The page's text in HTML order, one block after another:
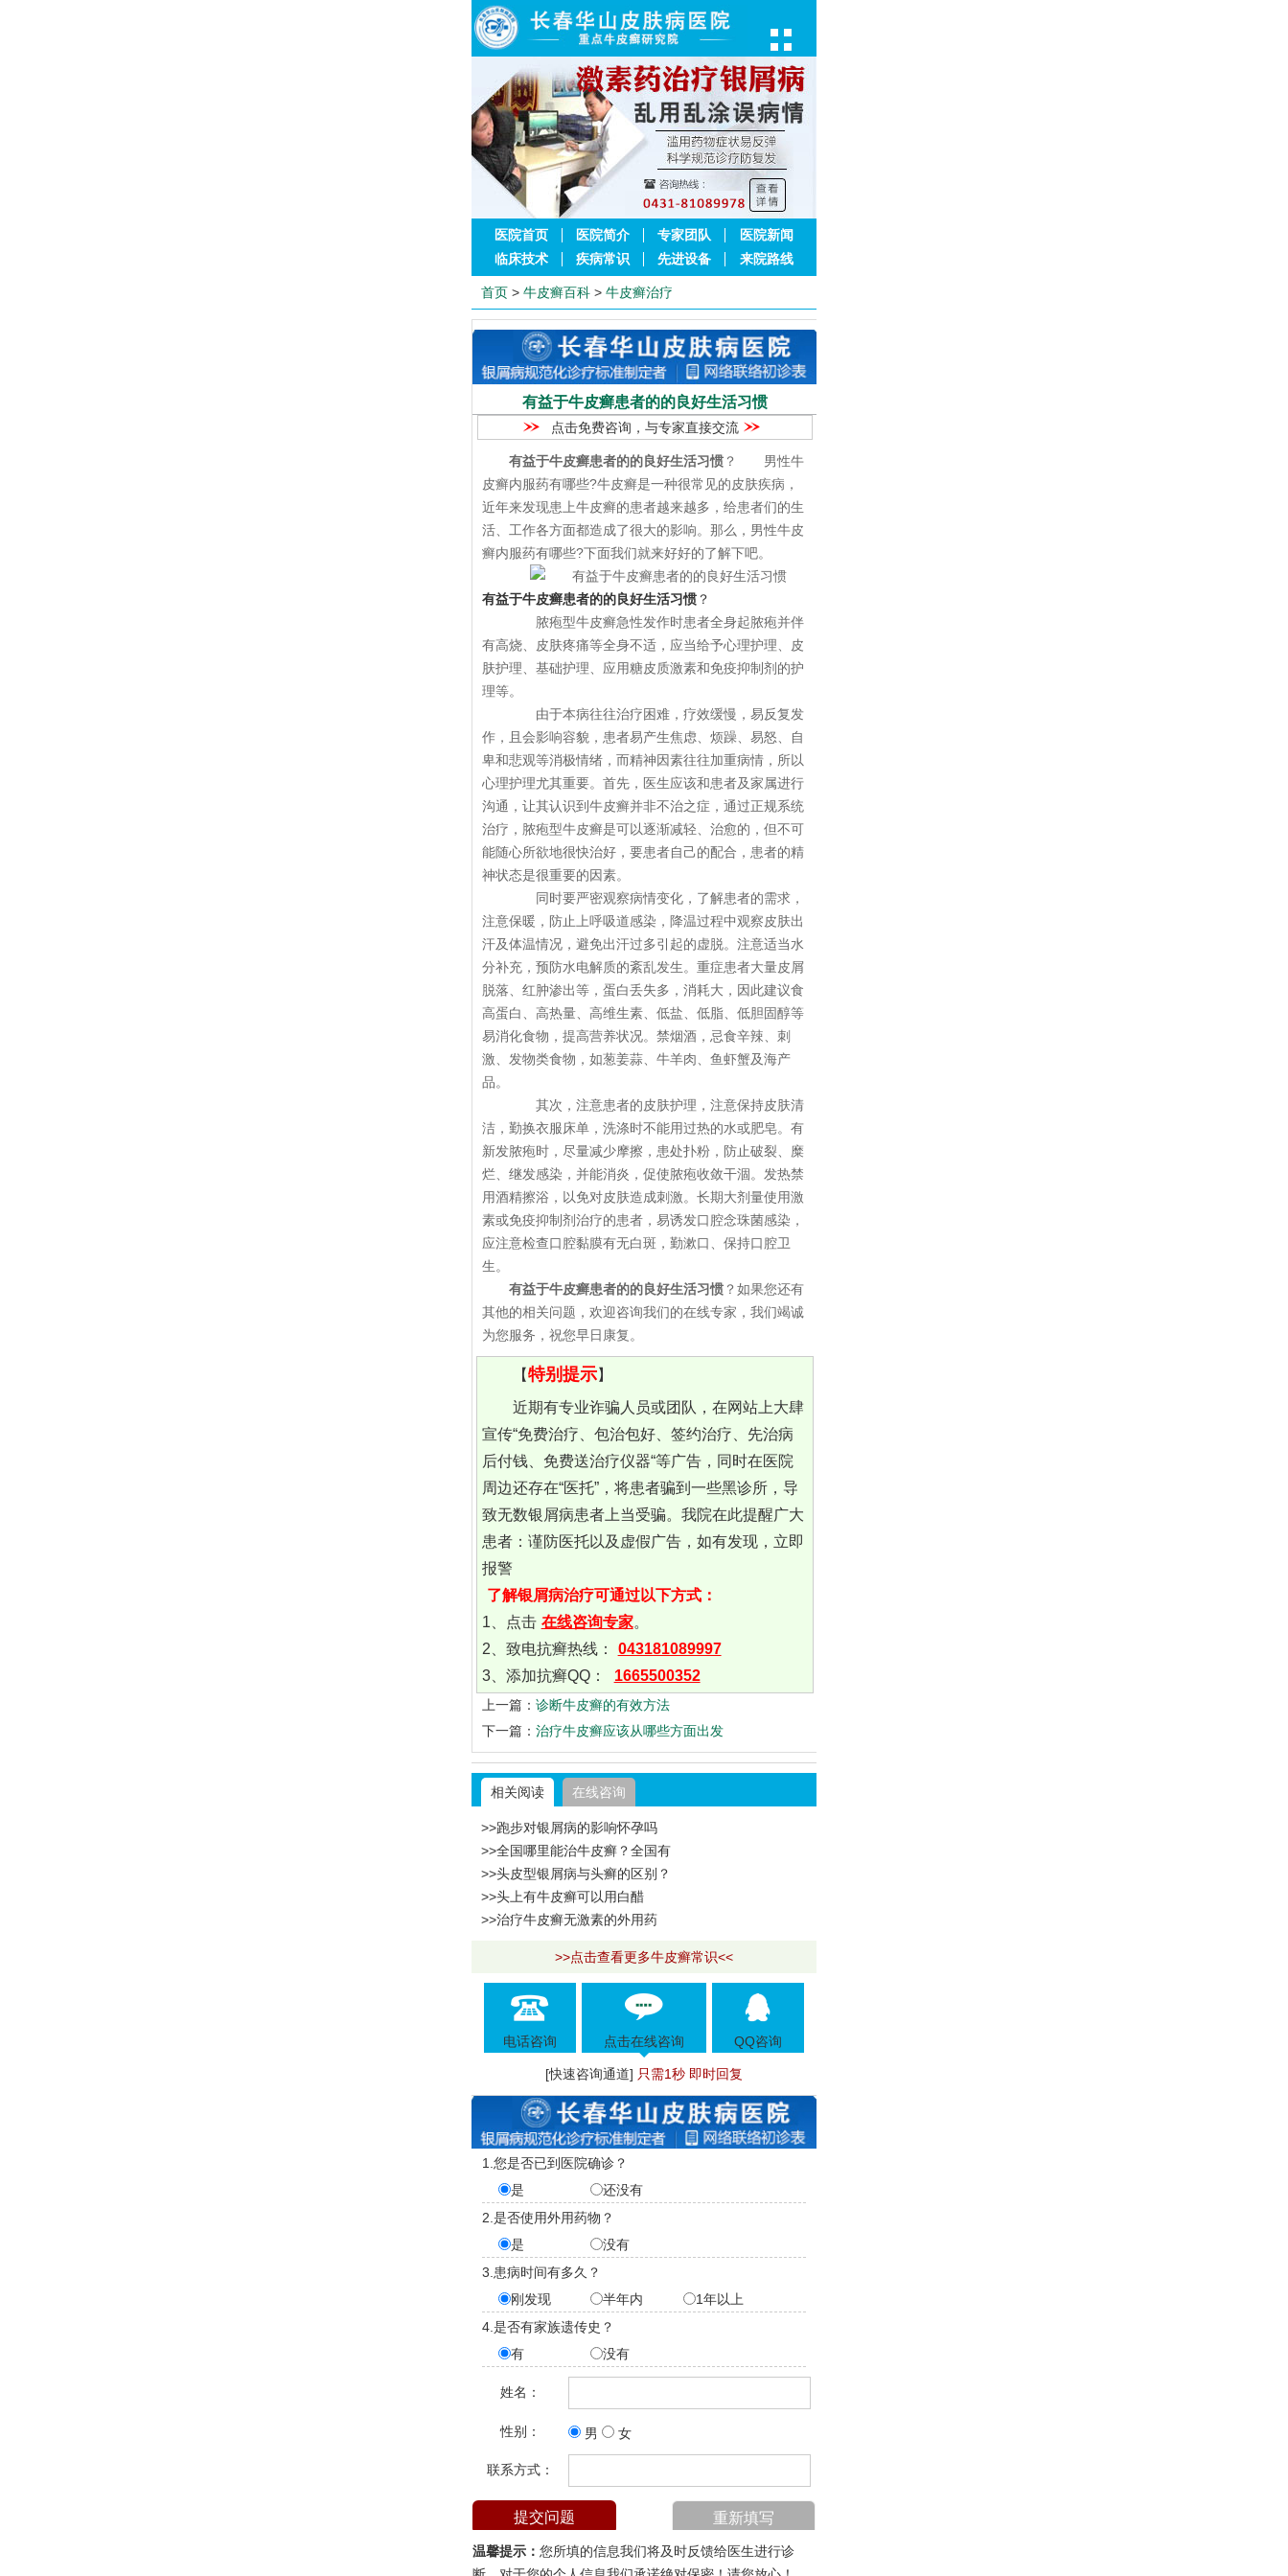
医院首页 医院简介 专家团队
医院新闻
临床技术
疾病常识 先进设备 来院路线
首页 > 牛皮癣百科 > 牛皮癣治疗
有益于牛皮癣患者的的良好生活习惯
点击免费咨询，与专家直接交流
有益于牛皮癣患者的的良好生活习惯 ？ 男性牛
皮癣内服药有哪些?牛皮癣是一种很常见的皮肤疾病，
近年来发现患上牛皮癣的患者越来越多，给患者们的生
活、工作各方面都造成了很大的影响。那么，男性牛皮
癣内服药有哪些?下面我们就来好好的了解下吧。
有益于牛皮癣患者的的良好生活习惯 ？
脓疱型牛皮癣急性发作时患者全身起脓疱并伴
有高烧、皮肤疼痛等全身不适，应当给予心理护理、皮
肤护理、基础护理、应用糖皮质激素和免疫抑制剂的护
理等。
由于本病往往治疗困难，疗效缓慢，易反复发
作，且会影响容貌，患者易产生焦虑、烦躁、易怒、自
卑和悲观等消极情绪，而精神因素往往加重病情，所以
心理护理尤其重要。首先，医生应该和患者及家属进行
沟通，让其认识到牛皮癣并非不治之症，通过正规系统
治疗，脓疱型牛皮癣是可以逐渐减轻、治愈的，但不可
能随心所欲地很快治好，要患者自己的配合，患者的精
神状态是很重要的因素。
同时要严密观察病情变化，了解患者的需求，
注意保暖，防止上呼吸道感染，降温过程中观察皮肤出
汗及体温情况，避免出汗过多引起的虚脱。注意适当水
分补充，预防水电解质的紊乱发生。重症患者大量皮屑
脱落、红肿渗出等，蛋白丢失多，消耗大，因此建议食
高蛋白、高热量、高维生素、低盐、低脂、低胆固醇等
易消化食物，提高营养状况。禁烟酒，忌食辛辣、刺
激、发物类食物，如葱姜蒜、牛羊肉、鱼虾蟹及海产
品。
其次，注意患者的皮肤护理，注意保持皮肤清
洁，勤换衣服床单，洗涤时不能用过热的水或肥皂。有
新发脓疱时，尽量减少摩擦，患处扑粉，防止破裂、糜
烂、继发感染，并能消炎，促使脓疱收敛干涸。发热禁
用酒精擦浴，以免对皮肤造成刺激。长期大剂量使用激
素或免疫抑制剂治疗的患者，易诱发口腔念珠菌感染，
应注意检查口腔黏膜有无白斑，勤漱口、保持口腔卫
生。
有益于牛皮癣患者的的良好生活习惯 ？如果您还有
其他的相关问题，欢迎咨询我们的在线专家，我们竭诚
为您服务，祝您早日康复。
【特别提示】
近期有专业诈骗人员或团队，在网站上大肆
宣传“免费治疗、包治包好、签约治疗、先治病
后付钱、免费送治疗仪器“等广告，同时在医院
周边还存在“医托”，将患者骗到一些黑诊所，导
致无数银屑病患者上当受骗。我院在此提醒广大
患者：谨防医托以及虚假广告，如有发现，立即
报警
了解银屑病治疗可通过以下方式：
1、点击 在线咨询专家。
2、致电抗癣热线：
043181089997
3、添加抗癣QQ：
1665500352
上一篇： 诊断牛皮癣的有效方法
下一篇： 治疗牛皮癣应该从哪些方面出发
相关阅读 在线咨询
>>跑步对银屑病的影响怀孕吗
>>全国哪里能治牛皮癣？全国有
>>头皮型银屑病与头癣的区别？
>>头上有牛皮癣可以用白醋
>>治疗牛皮癣无激素的外用药
>>点击查看更多牛皮癣常识<<
电话咨询 点击在线咨询 QQ咨询
[快速咨询通道] 只需1秒 即时回复
1.您是否已到医院确诊？
是
还没有
2.是否使用外用药物？
是
没有
3.患病时间有多久？
刚发现
半年内
1年以上
4.是否有家族遗传史？
有
没有
姓名：
性别： 男 女
联系方式：
温馨提示： 您所填的信息我们将及时反馈给医生进行诊